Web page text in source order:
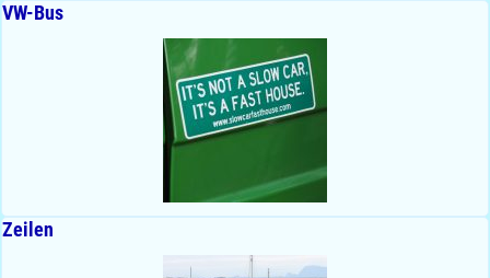
VW-Bus
Zeilen